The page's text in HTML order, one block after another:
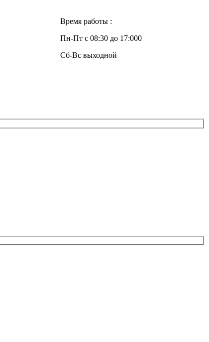
Время работы :
Пн-Пт с 08:30 до 17:000
Сб-Вс выходной